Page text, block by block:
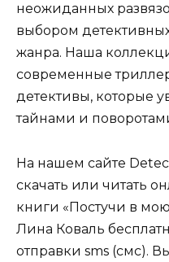
неожиданных
выбором
жанра. Наша
современные
детективы, которые
тайнами и
На нашем сайте
скачать или читать
книги «Постучи в
Лина Коваль
отправки sms (смс).